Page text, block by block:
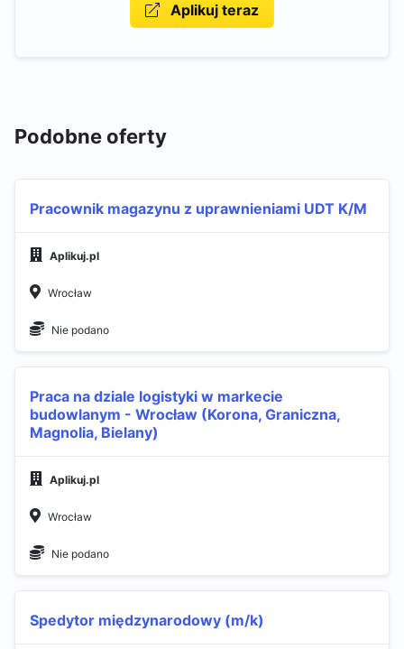
Aplikuj teraz
Podobne oferty
Pracownik magazynu z uprawnieniami UDT K/M
Aplikuj.pl
Wrocław
Nie podano
Praca na dziale logistyki w markecie
budowlanym - Wrocław (Korona, Graniczna,
Magnolia, Bielany)
Aplikuj.pl
Wrocław
Nie podano
Spedytor międzynarodowy (m/k)